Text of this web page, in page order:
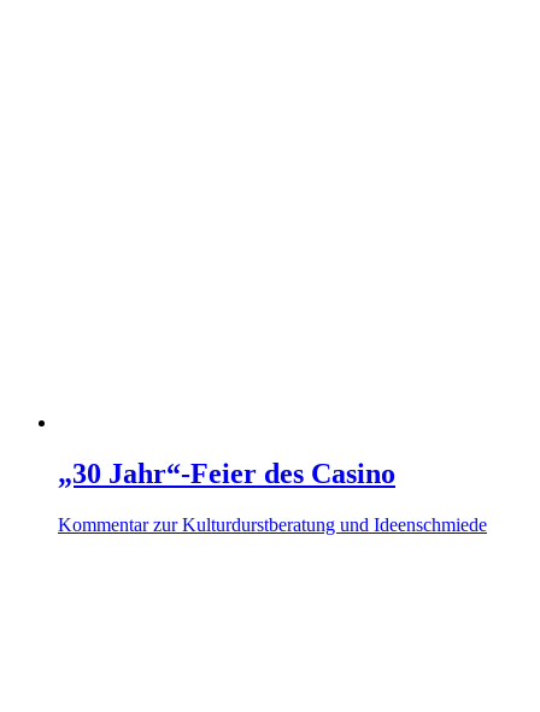
„30 Jahr“-Feier des Casino
Kom­mentar zur Kul­tur­durst­be­ratung und Ideenschmiede